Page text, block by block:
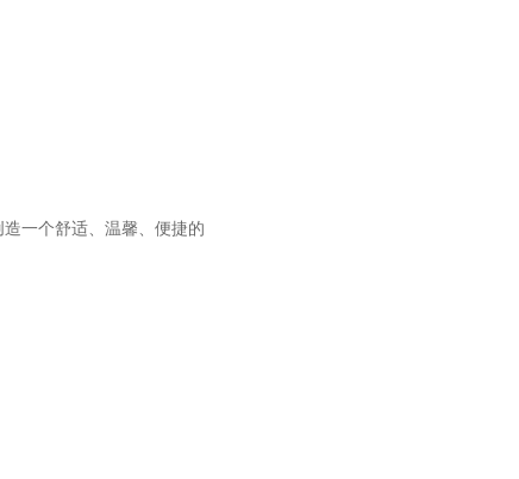
一个舒适、温馨、便捷的